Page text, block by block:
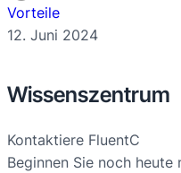
Vorteile
12. Juni 2024
Wissenszentrum
Kontaktiere FluentC
Beginnen Sie noch